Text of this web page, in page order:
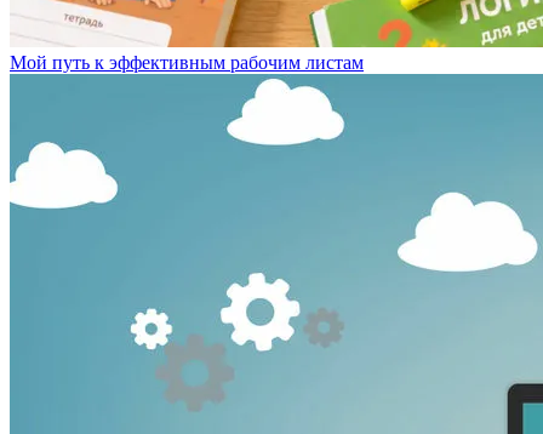
Мой путь к эффективным рабочим листам